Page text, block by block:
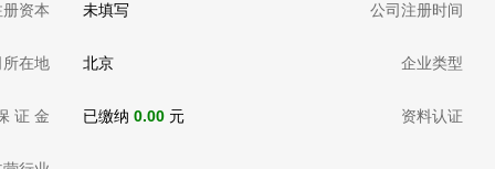
册资本 未填写 公司注册时间
所在地 北京 企业类型
证 金 已缴纳 0.00 元 资料认证